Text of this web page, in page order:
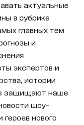
актуальные
в рубрике
главных тем
и
экспертов и
истории
защищают наше
шоу-
нового